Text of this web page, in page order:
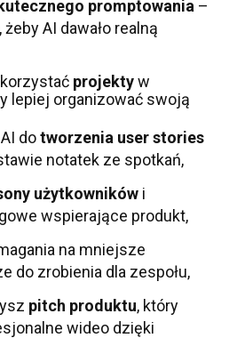
promptowania –
AI dawało realną
projektyw
lepiej organizować swoją
dotworzenia user stories
notatek ze spotkań,
użytkowników i
wspierające produkt,
na mniejsze
do zrobienia dla zespołu,
pitch produktu, który
wideo dzięki